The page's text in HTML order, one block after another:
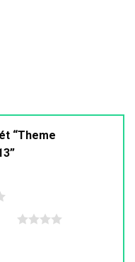
“Theme